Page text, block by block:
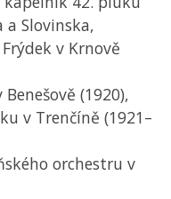
a Slovinska,
v Krnově
(1920),
v Trenčíně (1921–
orchestru v